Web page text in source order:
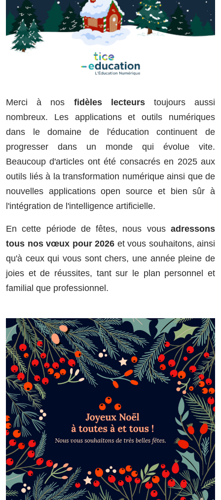
Merci à nos fidèles lecteurstoujours aussi
nombreux. Les applications et outils numériques
dans le domaine de l'éducation continuent de
progresser dans un monde qui évolue vite.
Beaucoup d'articles ont été consacrés en 2025 aux
outils liés à la transformation numérique ainsi que de
nouvelles applications open source et bien sûr à
l'intégration de l'intelligence artificielle.
En cette période de fêtes, nous vous adressons
tous nos vœux pour 2026 et vous souhaitons, ainsi
qu'à ceux qui vous sont chers, une année pleine de
joies et de réussites, tant sur le plan personnel et
familial que professionnel.